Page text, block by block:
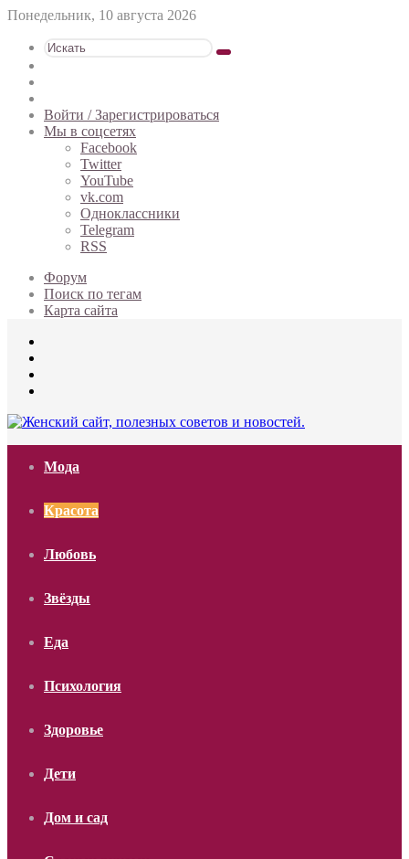
Понедельник, 10 августа 2026
Искать
статья
Войти / Зарегистрироваться
Мы в соцсетях
Facebook
Twitter
YouTube
vk.com
Одноклассники
Telegram
RSS
Форум
Поиск по тегам
Карта сайта
Мода
Красота
Любовь
Звёзды
Еда
Психология
Здоровье
Дети
Дом и сад